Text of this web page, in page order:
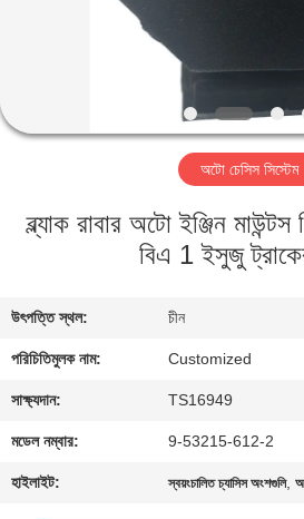
আমাদের
সম্পর্কে
কারখানা
মান
নিয়ন্ত্রণ
উদ্ধৃতির
জন্য
অটো চেসিস সিস্টেম
ব্ল্যাক রাবার অটো ইঞ্জিন
বিএ 1 ইসুজু
উৎপত্তি স্থল: চীন
পরিচিতিমুলক নাম: Customized
সাক্ষ্যদান: TS16949
মডেল নম্বার: 9-53215-612-2
হাইলাইট: স্বয়ংচালিত চ্যাসিস অংশগুলি,